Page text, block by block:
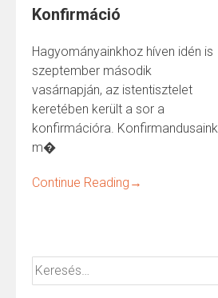
Konfirmáció
Hagyományainkhoz híven idén is
szeptember második
vasárnapján, az istentisztelet
keretében került a sor a
konfirmációra. Konfirmandusaink
m�
Continue Reading →